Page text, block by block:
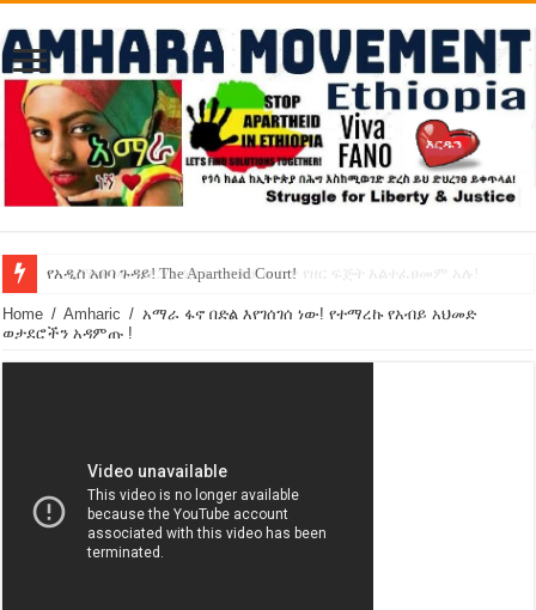
የኢዜማው መሪ ብርሃኑ ነጋ ኢትዮጵያ ውስጥ የዘር ፍጅት አልተፈፀመም አሉ!
የአዲስ አበባ ጉዳይ! The Apartheid Court!
Home / Amharic / አማራ ፋኖ በድል እየገሰገሰ ነው! የተማረኩ የአብይ አህመድ
ወታደሮችን አዳምጡ !